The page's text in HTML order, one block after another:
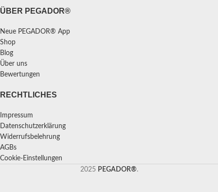
ÜBER PEGADOR®
Neue PEGADOR® App
Shop
Blog
Über uns
Bewertungen
RECHTLICHES
Impressum
Datenschutzerklärung
Widerrufsbelehrung
AGBs
Cookie-Einstellungen
2025 PEGADOR®.